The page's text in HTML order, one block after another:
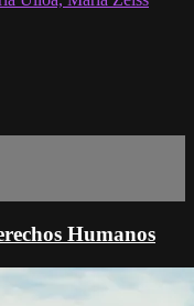
Humanos